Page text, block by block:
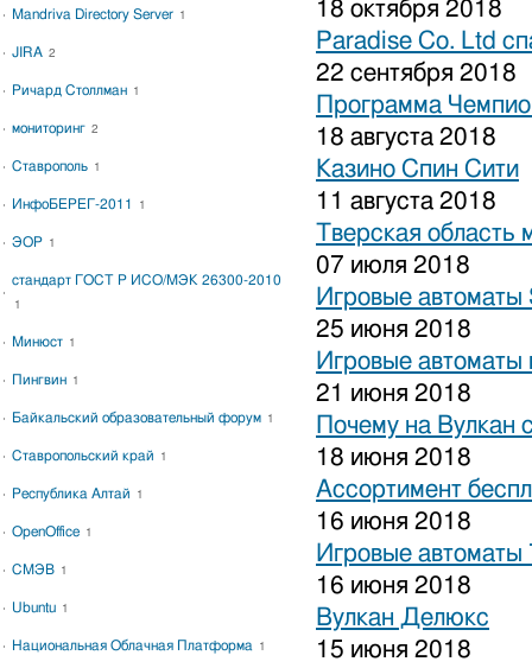
18 октября 2018
Paradise Co. Ltd
22 сентября 2018
Программа
18 августа 2018
Казино Спин Сити
11 августа 2018
Тверская область
07 июля 2018
Игровые автоматы
25 июня 2018
Игровые
21 июня 2018
Почему на Вулкан
18 июня 2018
Ассортимент
16 июня 2018
Игровые автоматы
16 июня 2018
Вулкан Делюкс
15 июня 2018
Mandriva Directory Server 1
JIRA 2
Ричард Столлман 1
мониторинг 2
Ставрополь 1
ИнфоБЕРЕГ-2011 1
ЭОР 1
стандарт ГОСТ Р ИСО/МЭК 26300-2010
1
Минюст 1
Пингвин 1
Байкальский образовательный форум 1
Ставропольский край 1
Республика Алтай 1
OpenOffice 1
СМЭВ 1
Ubuntu 1
Национальная Облачная Платформа 1